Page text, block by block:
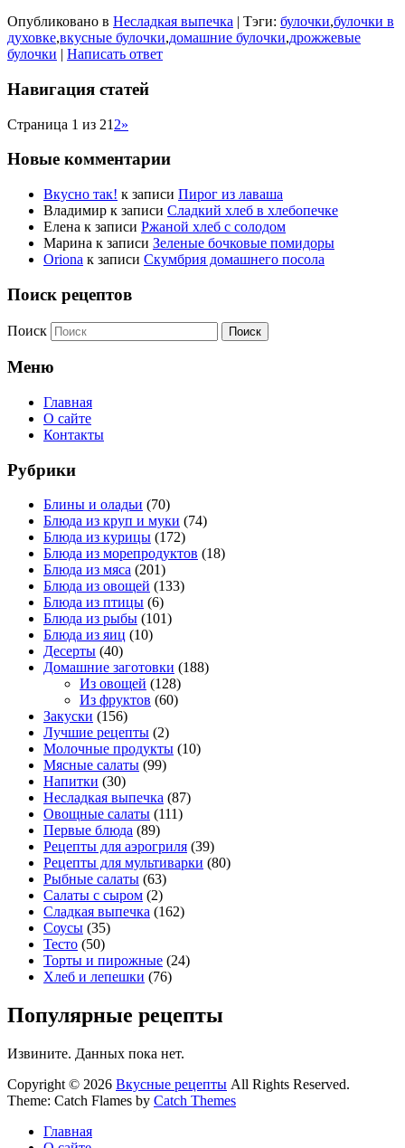
Опубликовано в Несладкая выпечка | Тэги: булочки,булочки в
духовке,вкусные булочки,домашние булочки,дрожжевые
булочки | Написать ответ
Навигация статей
Страница 1 из 21 2»
Новые комментарии
Вкусно так! к записи Пирог из лаваша
Владимир к записи Сладкий хлеб в хлебопечке
Елена к записи Ржаной хлеб с солодом
Марина к записи Зеленые бочковые помидоры
Oriona к записи Скумбрия домашнего посола
Поиск рецептов
Поиск
Меню
Главная
О сайте
Контакты
Рубрики
Блины и оладьи (70)
Блюда из круп и муки (74)
Блюда из курицы (172)
Блюда из морепродуктов (18)
Блюда из мяса (201)
Блюда из овощей (133)
Блюда из птицы (6)
Блюда из рыбы (101)
Блюда из яиц (10)
Десерты (40)
Домашние заготовки (188)
Из овощей (128)
Из фруктов (60)
Закуски (156)
Лучшие рецепты (2)
Молочные продукты (10)
Мясные салаты (99)
Напитки (30)
Несладкая выпечка (87)
Овощные салаты (111)
Первые блюда (89)
Рецепты для аэрогриля (39)
Рецепты для мультиварки (80)
Рыбные салаты (63)
Салаты с сыром (2)
Сладкая выпечка (162)
Соусы (35)
Тесто (50)
Торты и пирожные (24)
Хлеб и лепешки (76)
Популярные рецепты
Извините. Данных пока нет.
Copyright © 2026 Вкусные рецепты All Rights Reserved.
Theme: Catch Flames by Catch Themes
Главная